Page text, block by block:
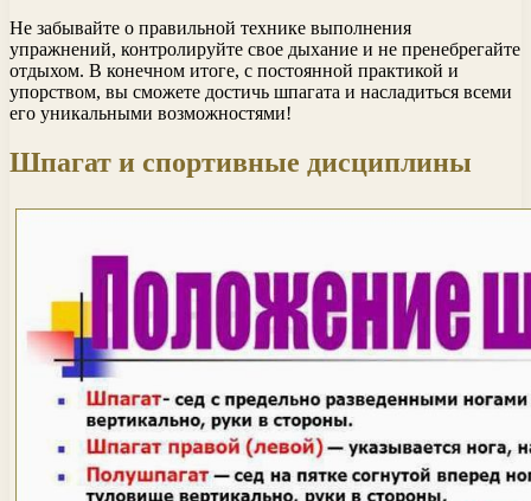
Не забывайте о правильной технике выполнения
упражнений, контролируйте свое дыхание и не пренебрегайте
отдыхом. В конечном итоге, с постоянной практикой и
упорством, вы сможете достичь шпагата и насладиться всеми
его уникальными возможностями!
Шпагат и спортивные дисциплины